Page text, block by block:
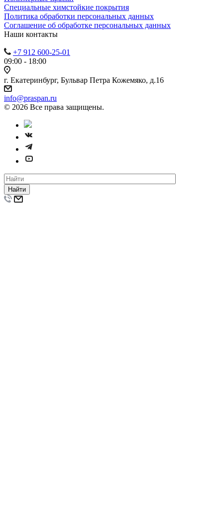
Специальные химстойкие покрытия
Политика обработки персональных данных
Cоглашение об обработке персональных данных
Наши контакты
+7 912 600-25-01
09:00 - 18:00
г. Екатеринбург, Бульвар Петра Кожемяко, д.16
info@praspan.ru
© 2026 Все права защищены.
Найти